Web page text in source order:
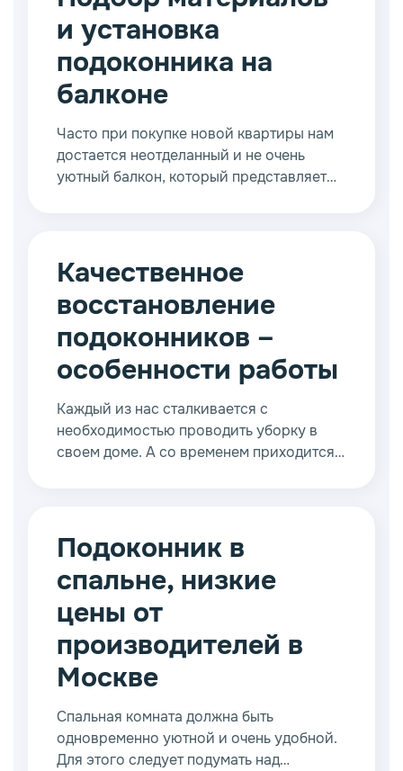
и установка
подоконника на
балконе
Часто при покупке новой квартиры нам
достается неотделанный и не очень
уютный балкон, который представляет
предпринять различные меры и добиться
желаемого результата.
Качественное
восстановление
подоконников –
особенности работы
Каждый из нас сталкивается с
необходимостью проводить уборку в
своем доме. А со временем приходится
большое внимание уделяется окнам.
Подоконник в
спальне, низкие
цены от
производителей в
Москве
Спальная комната должна быть
одновременно уютной и очень удобной.
Для этого следует подумать над